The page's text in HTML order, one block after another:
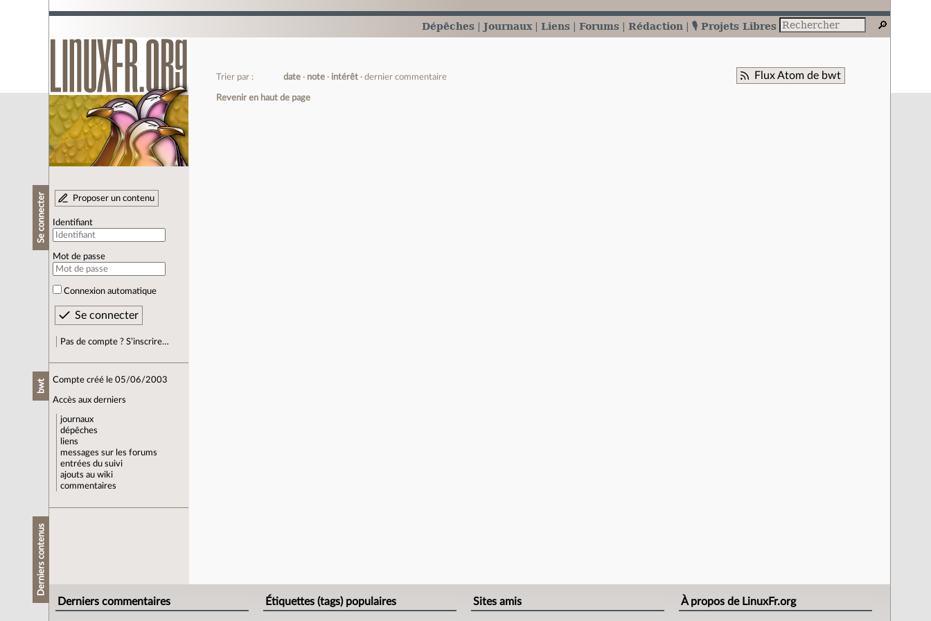
Dépêches Journaux Liens Forums Rédaction 🎙️ Projets Libres
Se connecter Proposer un contenu
Identifiant
Mot de passe
Connexion automatique
Pas de compte ? S’inscrire…
bwt Compte créé le 05/06/2003
Accès aux derniers
journaux
dépêches
liens
messages sur les forums
entrées du suivi
ajouts au wiki
commentaires
Derniers contenus
Flux Atom de bwt
Trier par : date note intérêt dernier commentaire
Revenir en haut de page
Derniers commentaires Étiquettes (tags) populaires Sites amis À propos de LinuxFr.org